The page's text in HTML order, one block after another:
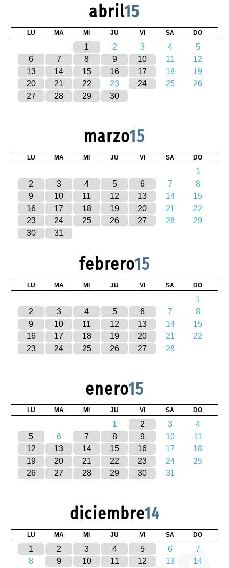
abril15
LU MA MI JU VI SA DO
1 2 3 4
5
6
7 8 9 10 11
12
13
14 15 16 17 18
19
20
21 22 23 24 25
26
27
28 29 30
marzo15
LU MA MI JU VI SA DO
1
2
3 4 5 6 7
8
9
10 11 12 13 14
15
16
17 18 19 20 21
22
23
24 25 26 27 28
29
30
31
febrero15
LU MA MI JU VI SA DO
1
2
3 4 5 6 7
8
9
10 11 12 13 14
15
16
17 18 19 20 21
22
23
24 25 26 27 28
enero15
LU MA MI JU VI SA DO
1 2 3
4
5
6 7 8 9 10
11
12
13 14 15 16 17
18
19
20 21 22 23 24
25
26
27 28 29 30 31
diciembre14
LU MA MI JU VI SA DO
1 2 3 4 5 6
7
8
9 10 11 12 13 14